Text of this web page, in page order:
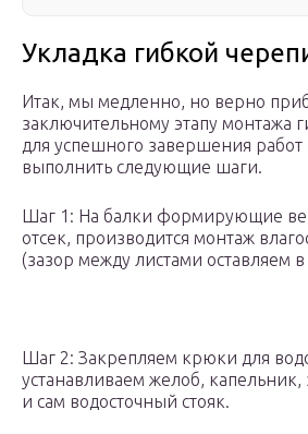
Укладка гибкой
Итак, мы медленно, но верно
заключительному этапу монтажа
для успешного завершения
выполнить следующие шаги.
Шаг 1: На балки формирующие
отсек, производится монтаж
(зазор между листами оставляем
Шаг 2: Закрепляем крюки для
устанавливаем желоб,
и сам водосточный стояк.